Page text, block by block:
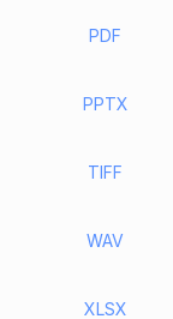
PDF
PPTX
TIFF
WAV
XLSX